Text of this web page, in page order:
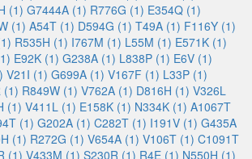
(1) G7444A (1) R776G (1) E354Q (1)
(1) A54T (1) D594G (1) T49A (1) F116Y (1)
R535H (1) I767M (1) L55M (1) E571K (1)
E92K (1) G238A (1) L838P (1) E6V (1)
V21I (1) G699A (1) V167F (1) L33P (1)
(1) R849W (1) V762A (1) D816H (1) V326L
(1) V411L (1) E158K (1) N334K (1) A1067T
(1) G202A (1) C282T (1) I191V (1) G435A
(1) R272G (1) V654A (1) V106T (1) C1091T
(1) V433M (1) S230R (1) R4E (1) N550H (1)